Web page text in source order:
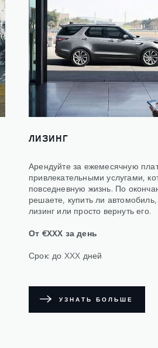
ЛИЗИНГ
Арендуйте за ежемесячную
привлекательными услугами,
повседневную жизнь. По
решаете, купить ли
лизинг или просто вернуть его.
От €XXX за день
Срок: до XXX дней
УЗНАТЬ БОЛЬШЕ